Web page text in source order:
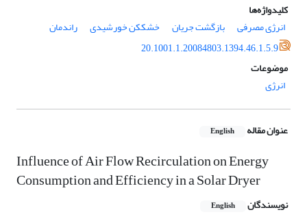
کلیدواژه‌ها
انرژی مصرفی
بازگشت جریان خشک‏کن خورشیدی
راندمان
20.1001.1.20084803.1394.46.1.5.9
موضوعات
انرژی
عنوان مقاله English
Influence of Air Flow Recirculation on Energy
Consumption and Efficiency in a Solar Dryer
نویسندگان English